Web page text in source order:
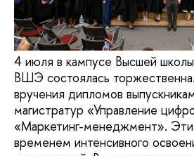
4 июля в кампусе Высшей
ВШЭ состоялась
вручения дипломов
магистратур «Управление
«Маркетинг-менеджмент». Эти
временем интенсивного